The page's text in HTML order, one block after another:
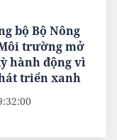
bộ Bộ Nông
trường mở
hành động vì
triển xanh